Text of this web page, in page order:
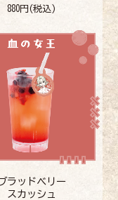
880円(税込)
ラッドベリー
スカッシュ